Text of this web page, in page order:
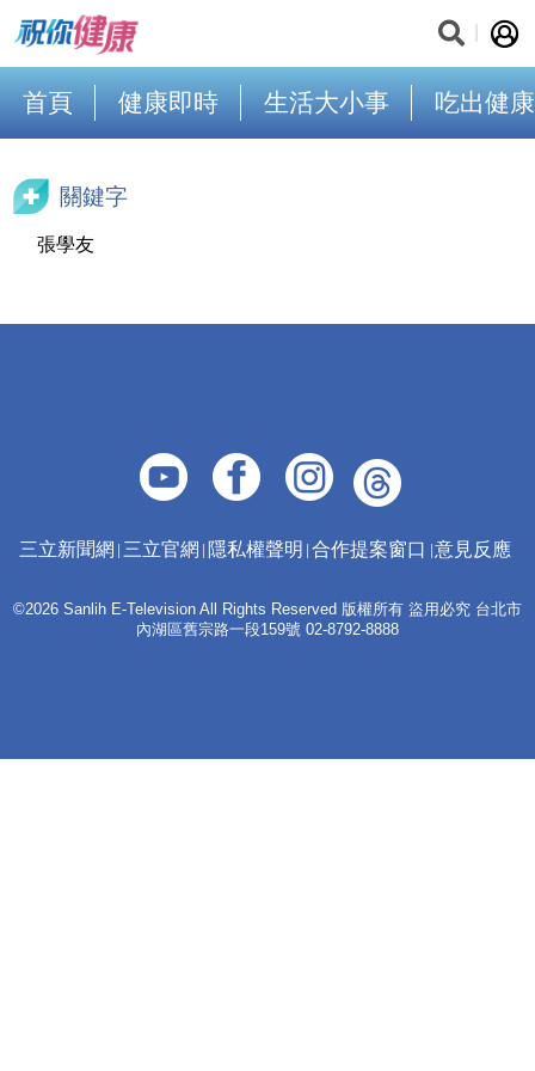
首頁 健康即時 生活大小事 吃出健康
關鍵字
張學友
三立新聞網 三立官網 隱私權聲明 合作提案窗口 意見反應
©2026 Sanlih E-Television All Rights Reserved 版權所有 盜用必究 台北市
內湖區舊宗路一段159號 02-8792-8888